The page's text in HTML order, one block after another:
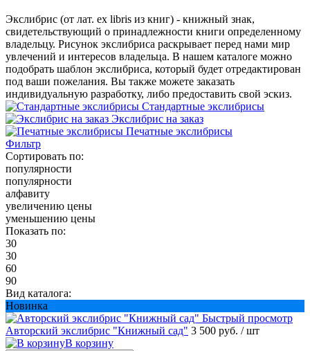
Экслибрис (от лат. ex libris из книг) - книжный знак,
свидетельствующий о принадлежности книги определенному
владельцу. Рисунок экслибриса раскрывает перед нами мир
увлечений и интересов владельца. В нашем каталоге можно
подобрать шаблон экслибриса, который будет отредактирован
под ваши пожелания. Вы также можете заказать
индивидуальную разработку, либо предоставить свой эскиз.
Стандартные экслибрисы
Экслибрис на заказ
Печатные экслибрисы
Фильтр
Сортировать по:
популярности
популярности
алфавиту
увеличению цены
уменьшению цены
Показать по:
30
30
60
90
Вид каталога:
Новинка
Быстрый просмотр
Авторский экслибрис "Книжный сад" 3 500 руб. / шт
В корзину